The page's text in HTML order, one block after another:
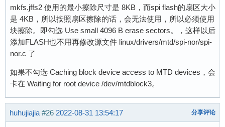
mkfs.jffs2 使用的最小擦除尺寸是 8KB，而spi flash的扇区大小
是 4KB，所以按照扇区擦除的话，会无法使用，所以必须使用
块擦除。即勾选 Use small 4096 B erase sectors。，这样以后
添加FLASH也不用再修改源文件 linux/drivers/mtd/spi-nor/spi-
nor.c 了
如果不勾选 Caching block device access to MTD devices，会
卡在 Waiting for root device /dev/mtdblock3。
huhujiajia #26 2022-08-31 13:54:17 分享评论